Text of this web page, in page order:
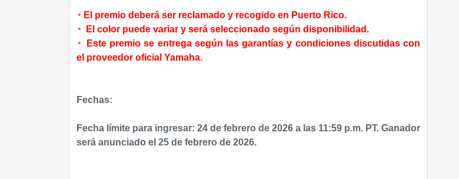
El premio deberá ser reclamado y recogido en Puerto Rico.
El color puede variar y será seleccionado según disponibilidad.
Este premio se entrega según las garantías y condiciones discutidas con
el proveedor oficial Yamaha.
Fechas:
Fecha límite para ingresar: 24 de febrero de 2026 a las 11:59 p.m. PT. Ganador
será anunciado el 25 de febrero de 2026.